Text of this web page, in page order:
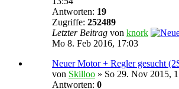
Antworten: 19
Zugriffe: 252489
Letzter Beitrag von knork
Mo 8. Feb 2016, 17:03
Neuer Motor + Regler gesucht
von Skilloo » So 29. Nov 2015,
Antworten: 0